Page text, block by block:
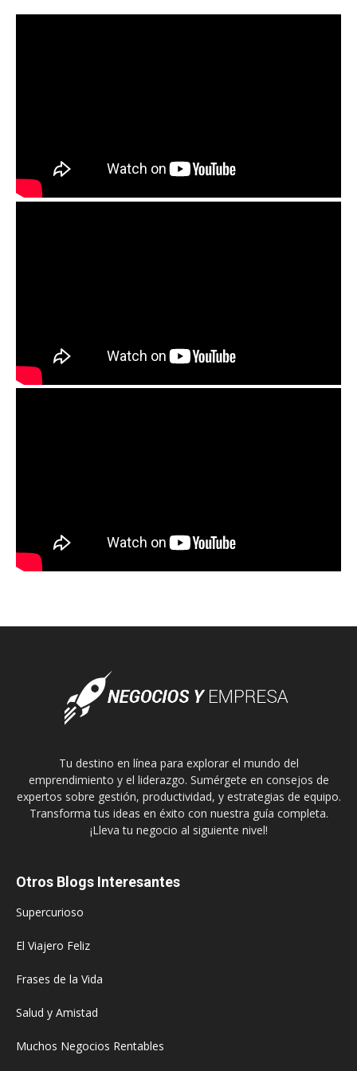
Tu destino en línea para explorar el mundo del
emprendimiento y el liderazgo. Sumérgete en consejos de
expertos sobre gestión, productividad, y estrategias de equipo.
Transforma tus ideas en éxito con nuestra guía completa.
¡Lleva tu negocio al siguiente nivel!
Otros Blogs Interesantes
Supercurioso
El Viajero Feliz
Frases de la Vida
Salud y Amistad
Muchos Negocios Rentables